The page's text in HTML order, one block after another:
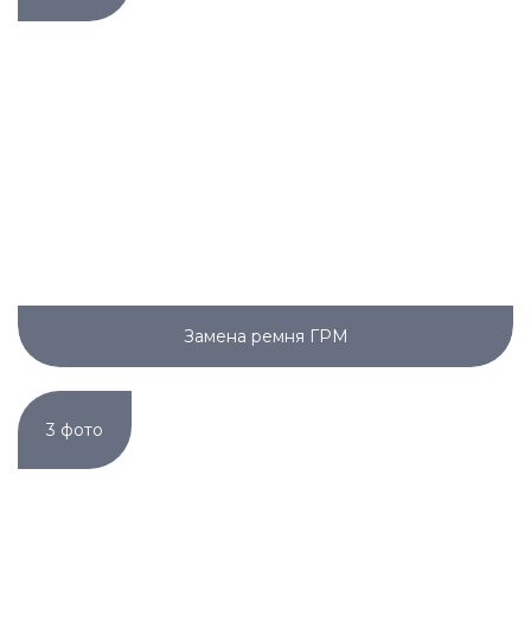
Замена ремня ГРМ
3 фото